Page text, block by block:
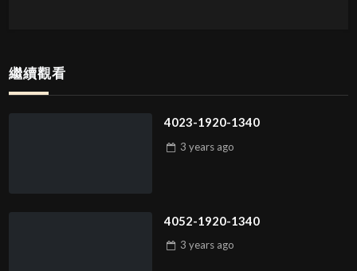
繼續觀看
4023-1920-1340
3 years ago
4052-1920-1340
3 years ago